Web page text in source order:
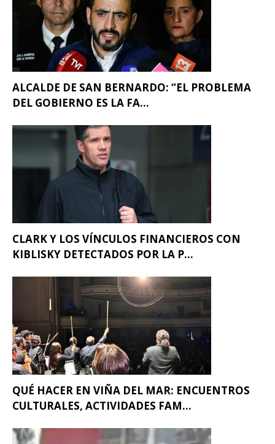
ALCALDE DE SAN BERNARDO: “EL PROBLEMA
DEL GOBIERNO ES LA FA...
CLARK Y LOS VÍNCULOS FINANCIEROS CON
KIBLISKY DETECTADOS POR LA P...
QUÉ HACER EN VIÑA DEL MAR: ENCUENTROS
CULTURALES, ACTIVIDADES FAM...